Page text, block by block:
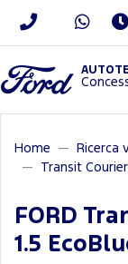
Home Ricerca
Transit Courier
FORD
1.5